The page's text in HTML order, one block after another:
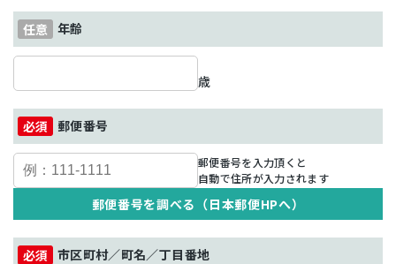
年齢
歳
郵便番号
郵便番号を入力頂くと
自動で住所が入力されます
郵便番号を調べる（日本郵便HPへ）
市区町村／町名／丁目番地